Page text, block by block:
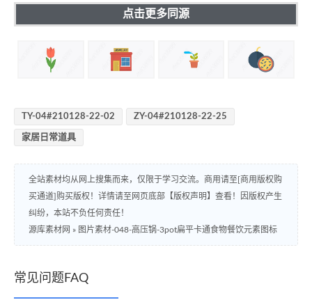
点击更多同源
TY-04#210128-22-02 ZY-04#210128-22-25
家居日常道具
全站素材均从网上搜集而来，仅限于学习交流。商用请至[商用版权购
买通道]购买版权！详情请至网页底部【版权声明】查看！因版权产生
纠纷，本站不负任何责任！
源库素材网 » 图片素材-048-高压锅-3pot扁平卡通食物餐饮元素图标
常见问题FAQ